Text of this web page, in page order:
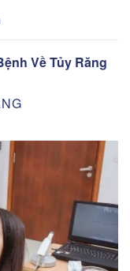
Về Tủy Răng